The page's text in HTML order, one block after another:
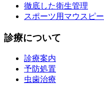
徹底した衛生管理
スポーツ用マウスピ
診療について
診療案内
予防処置
虫歯治療